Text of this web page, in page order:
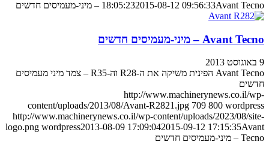
18:05:232015-08-12 09:56:33Avant Tecno – מיני-מעמיסים חדשים
Avant Tecno – מיני-מעמיסים חדשים
9 באוגוסט 2013
Avant Tecno הפינית משיקה את ה-R28 וה-R35 – צמד מיני מעמיסים
חדשים
http://www.machinerynews.co.il/wp-
content/uploads/2013/08/Avant-R2821.jpg 709 800 wordpress
http://www.machinerynews.co.il/wp-content/uploads/2023/08/site-
logo.png wordpress2013-08-09 17:09:042015-09-12 17:15:35Avant
Tecno – מיני-מעמיסים חדשים